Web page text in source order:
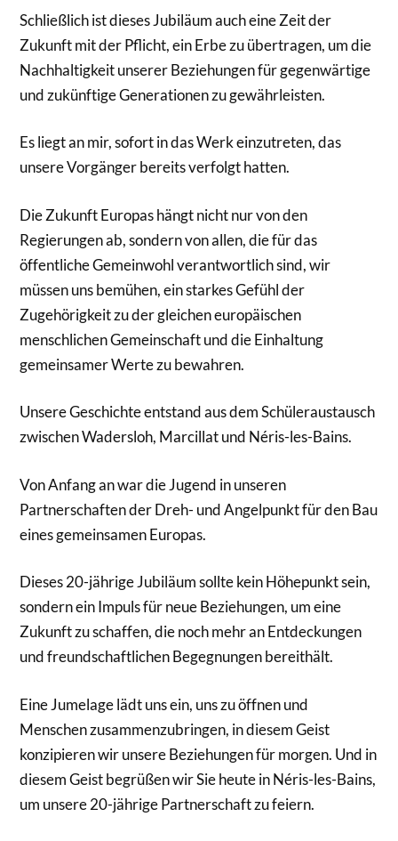
Schließlich ist dieses Jubiläum auch eine Zeit der
Zukunft mit der Pflicht, ein Erbe zu übertragen, um die
Nachhaltigkeit unserer Beziehungen für gegenwärtige
und zukünftige Generationen zu gewährleisten.
Es liegt an mir, sofort in das Werk einzutreten, das
unsere Vorgänger bereits verfolgt hatten.
Die Zukunft Europas hängt nicht nur von den
Regierungen ab, sondern von allen, die für das
öffentliche Gemeinwohl verantwortlich sind, wir
müssen uns bemühen, ein starkes Gefühl der
Zugehörigkeit zu der gleichen europäischen
menschlichen Gemeinschaft und die Einhaltung
gemeinsamer Werte zu bewahren.
Unsere Geschichte entstand aus dem Schüleraustausch
zwischen Wadersloh, Marcillat und Néris-les-Bains.
Von Anfang an war die Jugend in unseren
Partnerschaften der Dreh- und Angelpunkt für den Bau
eines gemeinsamen Europas.
Dieses 20-jährige Jubiläum sollte kein Höhepunkt sein,
sondern ein Impuls für neue Beziehungen, um eine
Zukunft zu schaffen, die noch mehr an Entdeckungen
und freundschaftlichen Begegnungen bereithält.
Eine Jumelage lädt uns ein, uns zu öffnen und
Menschen zusammenzubringen, in diesem Geist
konzipieren wir unsere Beziehungen für morgen. Und in
diesem Geist begrüßen wir Sie heute in Néris-les-Bains,
um unsere 20-jährige Partnerschaft zu feiern.